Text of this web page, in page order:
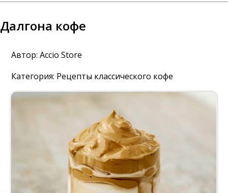
Далгона кофе
Автор:Accio Store
Категория: Рецепты классического кофе